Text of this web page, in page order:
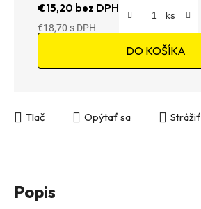
€15,20 bez DPH
€18,70
DO KOŠÍKA
Tlač Opýtať sa Strážiť
Popis